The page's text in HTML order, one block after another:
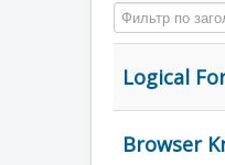
Фильтр по
Logical
Browser